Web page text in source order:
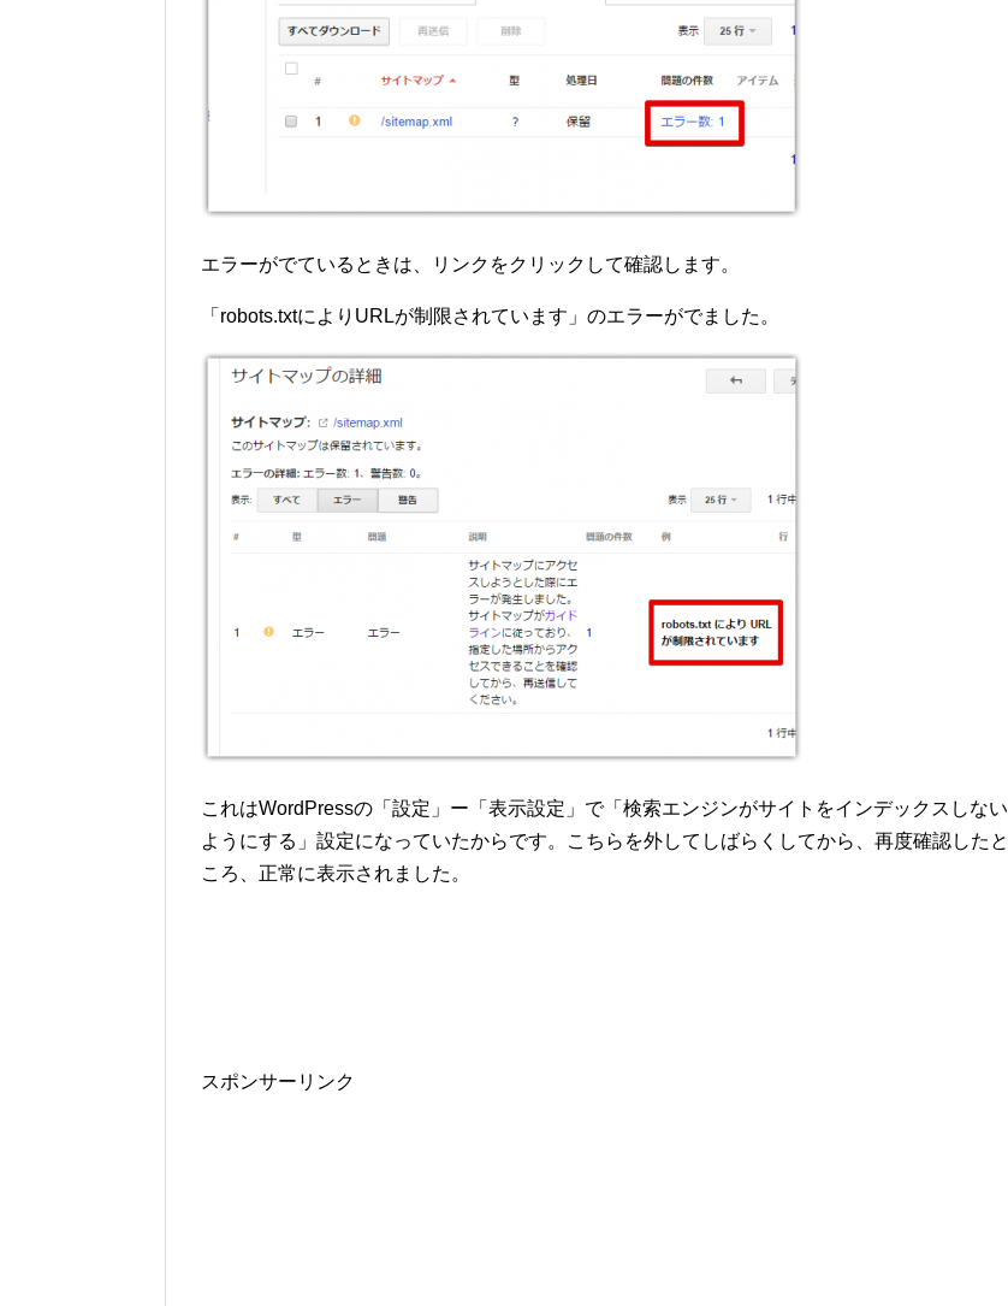
エラーがでているときは、リンクをクリックして確認します。
「robots.txtによりURLが制限されています」のエラーがでました。
これはWordPressの「設定」ー「表示設定」で「検索エンジンがサイトをインデックスしない
ようにする」設定になっていたからです。こちらを外してしばらくしてから、再度確認したと
ころ、正常に表示されました。
スポンサーリンク